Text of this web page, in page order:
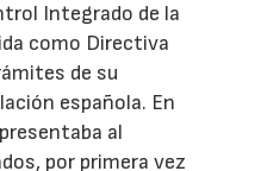
Integrado de la
como Directiva
de su
española. En
al
por primera vez